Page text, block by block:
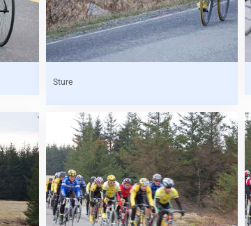
Sture